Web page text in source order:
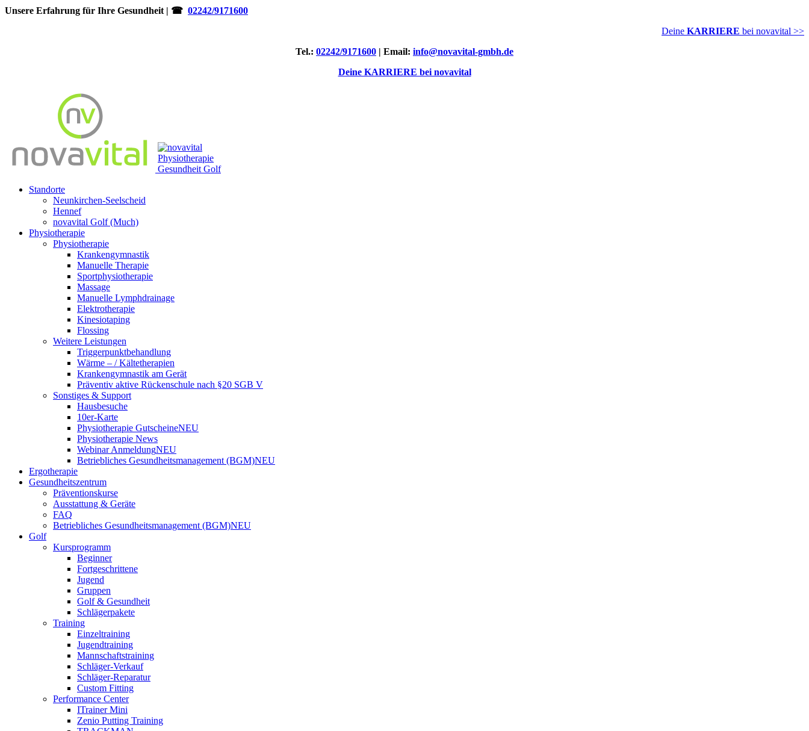
Unsere Erfahrung für Ihre Gesundheit | ☎ 02242/9171600
Deine KARRIERE bei novavital >>
Tel.: 02242/9171600 | Email: info@novavital-gmbh.de
Deine KARRIERE bei novavital
Standorte
Neunkirchen-Seelscheid
Hennef
novavital Golf (Much)
Physiotherapie
Physiotherapie
Krankengymnastik
Manuelle Therapie
Sportphysiotherapie
Massage
Manuelle Lymphdrainage
Elektrotherapie
Kinesiotaping
Flossing
Weitere Leistungen
Triggerpunktbehandlung
Wärme – / Kältetherapien
Krankengymnastik am Gerät
Präventiv aktive Rückenschule nach §20 SGB V
Sonstiges & Support
Hausbesuche
10er-Karte
Physiotherapie GutscheineNEU
Physiotherapie News
Webinar AnmeldungNEU
Betriebliches Gesundheitsmanagement (BGM)NEU
Ergotherapie
Gesundheitszentrum
Präventionskurse
Ausstattung & Geräte
FAQ
Betriebliches Gesundheitsmanagement (BGM)NEU
Golf
Kursprogramm
Beginner
Fortgeschrittene
Jugend
Gruppen
Golf & Gesundheit
Schlägerpakete
Training
Einzeltraining
Jugendtraining
Mannschaftstraining
Schläger-Verkauf
Schläger-Reparatur
Custom Fitting
Performance Center
ITrainer Mini
Zenio Putting Training